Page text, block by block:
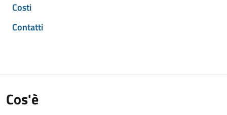
Costi
Contatti
Cos'è